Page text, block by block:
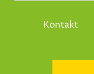
Kontakt